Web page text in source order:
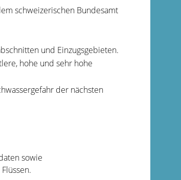
schweizerischen Bundesamt
und Einzugsgebieten.
hohe und sehr hohe
der nächsten
sowie